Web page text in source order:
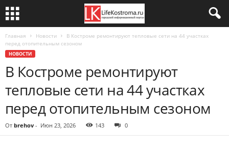
Главная Новости
В Костроме ремонтируют тепловые сети на 44 участках
перед отопительным сезоном
НОВОСТИ
В Костроме ремонтируют
тепловые сети на 44 участках
перед отопительным сезоном
От brehov - Июн 23, 2026 143 0